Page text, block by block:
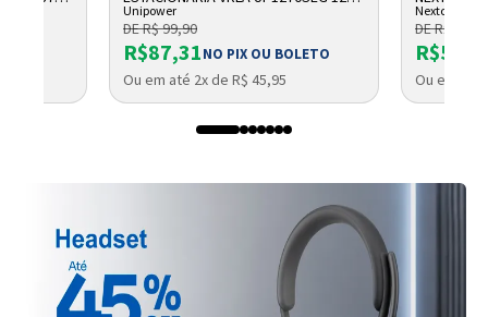
7AH F187
Unipower
DE R$ 99,90
R$87,31NO PIX OU BOLETO
Ou em até 2x de R$ 45,95
Nextcall
DE R$
Ou em até